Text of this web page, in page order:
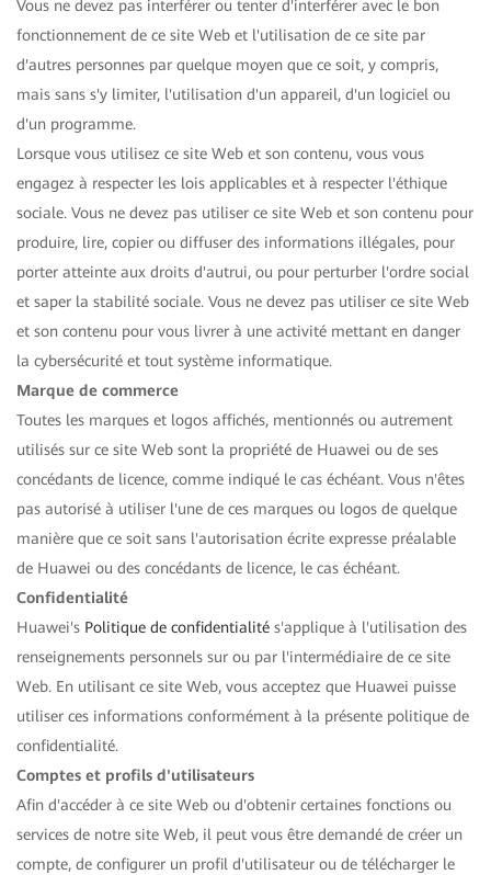
Vous ne devez pas interférer ou tenter d'interférer avec le bon
fonctionnement de ce site Web et l'utilisation de ce site par
d'autres personnes par quelque moyen que ce soit, y compris,
mais sans s'y limiter, l'utilisation d'un appareil, d'un logiciel ou
d'un programme.
Lorsque vous utilisez ce site Web et son contenu, vous vous
engagez à respecter les lois applicables et à respecter l'éthique
sociale. Vous ne devez pas utiliser ce site Web et son contenu pour
produire, lire, copier ou diffuser des informations illégales, pour
porter atteinte aux droits d'autrui, ou pour perturber l'ordre social
et saper la stabilité sociale. Vous ne devez pas utiliser ce site Web
et son contenu pour vous livrer à une activité mettant en danger
la cybersécurité et tout système informatique.
Marque de commerce
Toutes les marques et logos affichés, mentionnés ou autrement
utilisés sur ce site Web sont la propriété de Huawei ou de ses
concédants de licence, comme indiqué le cas échéant. Vous n'êtes
pas autorisé à utiliser l'une de ces marques ou logos de quelque
manière que ce soit sans l'autorisation écrite expresse préalable
de Huawei ou des concédants de licence, le cas échéant.
Confidentialité
Huawei's Politique de confidentialité s'applique à l'utilisation des
renseignements personnels sur ou par l'intermédiaire de ce site
Web. En utilisant ce site Web, vous acceptez que Huawei puisse
utiliser ces informations conformément à la présente politique de
confidentialité.
Comptes et profils d'utilisateurs
Afin d'accéder à ce site Web ou d'obtenir certaines fonctions ou
services de notre site Web, il peut vous être demandé de créer un
compte, de configurer un profil d'utilisateur ou de télécharger le